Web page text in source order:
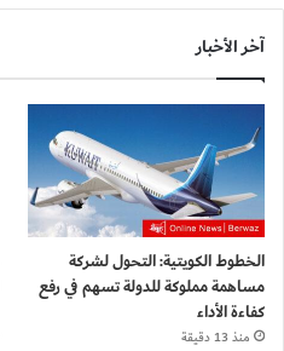
آخر الأخبار
الخطوط الكويتية: التحول لشركة
مساهمة مملوكة للدولة تسهم في رفع
كفاءة الأداء
منذ 13 دقيقة